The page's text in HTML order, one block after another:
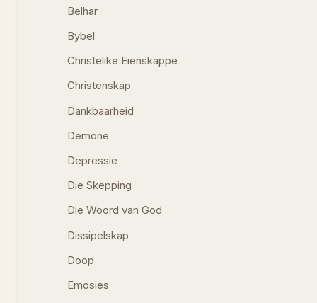
Belhar
Bybel
Christelike Eienskappe
Christenskap
Dankbaarheid
Demone
Depressie
Die Skepping
Die Woord van God
Dissipelskap
Doop
Emosies